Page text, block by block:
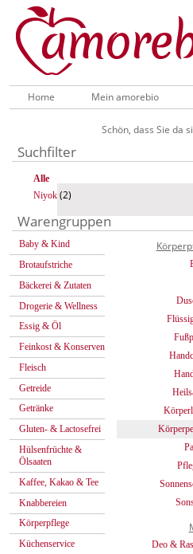
Home Mein amorebio
Schön, dass Sie da
Suchfilter
Alle
Niyok (2)
Warengruppen
Baby & Kind
Brotaufstriche
Bäckerei & Zutaten
Drogerie & Wellness
Essig & Öl
Feinkost & Konserven
Fleisch
Getreide
Getränke
Gluten- & Lactosefrei
Hülsenfrüchte &
Ölsaaten
Kaffee, Kakao & Tee
Knabbereien
Körperpflege
Küchenservice
Deo &